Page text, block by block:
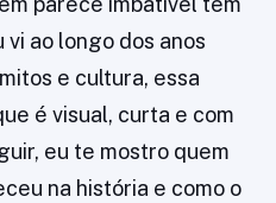
ao longo dos anos
e cultura, essa
é visual, curta e com
eu te mostro quem
na história e como o